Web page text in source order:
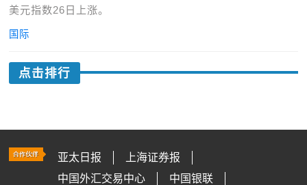
美元指数26日上涨。
国际
点击排行
亚太日报
上海证券报
中国外汇交易中心
中国银联